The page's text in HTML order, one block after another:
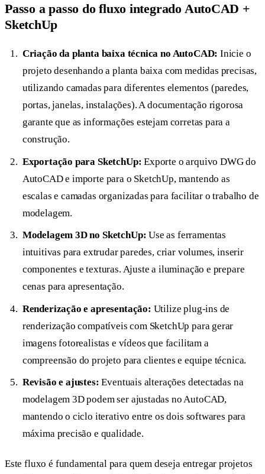
Passo a passo do fluxo integrado AutoCAD +
SketchUp
Criação da planta baixa técnica no AutoCAD: Inicie o
projeto desenhando a planta baixa com medidas precisas,
utilizando camadas para diferentes elementos (paredes,
portas, janelas, instalações). A documentação rigorosa
garante que as informações estejam corretas para a
construção.
Exportação para SketchUp: Exporte o arquivo DWG do
AutoCAD e importe para o SketchUp, mantendo as
escalas e camadas organizadas para facilitar o trabalho de
modelagem.
Modelagem 3D no SketchUp: Use as ferramentas
intuitivas para extrudar paredes, criar volumes, inserir
componentes e texturas. Ajuste a iluminação e prepare
cenas para apresentação.
Renderização e apresentação: Utilize plug-ins de
renderização compatíveis com SketchUp para gerar
imagens fotorealistas e vídeos que facilitam a
compreensão do projeto para clientes e equipe técnica.
Revisão e ajustes: Eventuais alterações detectadas na
modelagem 3D podem ser ajustadas no AutoCAD,
mantendo o ciclo iterativo entre os dois softwares para
máxima precisão e qualidade.
Este fluxo é fundamental para quem deseja entregar projetos